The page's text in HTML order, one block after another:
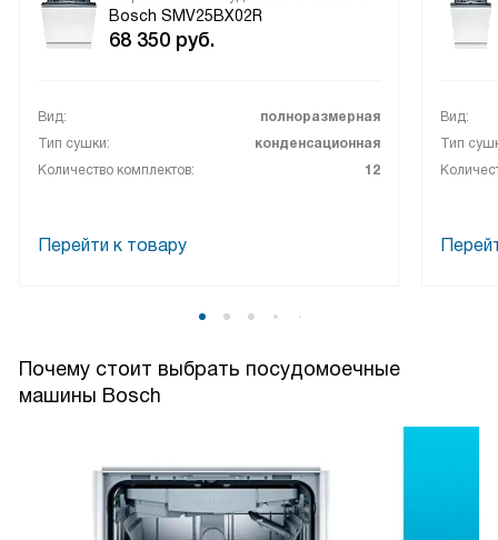
Bosch SMV25BX02R
68 350 руб.
Вид:
полноразмерная
Тип сушки:
конденсационная
Количество комплектов:
12
Перейти к товару
Вид:
Тип
Почему стоит выбрать посудомоечные
машины Bosch